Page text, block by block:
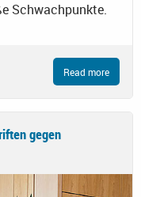
Schwachpunkte.
Read more
gegen